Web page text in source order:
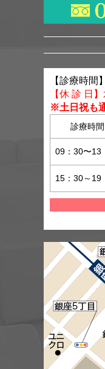
【診療時
【休 診 日
※土日祝も
診療時間
09：30〜13
15：30～19